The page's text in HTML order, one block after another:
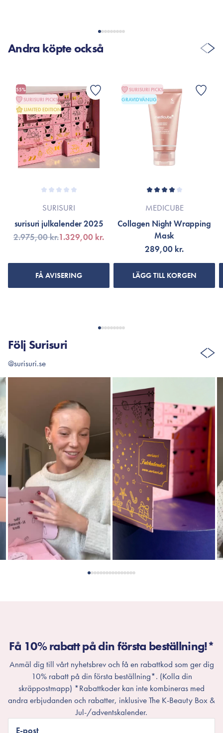
Andra köpte också
55%
SURISURI PICKS
LIMITED EDITION
SURISURI
surisuri julkalender 2025
2.975,00 kr.1.329,00 kr.
FÅ AVISERING
SURISURI PICKS
GRAVIDVÄNLIG
MEDICUBE
Collagen Night Wrapping
Mask
289,00 kr.
LÄGG TILL KORGEN
Följ Surisuri
@surisuri.se
Få 10% rabatt på din första beställning!*
Anmäl dig till vårt nyhetsbrev och få en rabattkod som ger dig
10% rabatt på din första beställning*. (Kolla din
skräppostmapp) *Rabattkoder kan inte kombineras med
andra erbjudanden och rabatter, inklusive The K-Beauty Box &
Jul-/adventskalender.
E-post